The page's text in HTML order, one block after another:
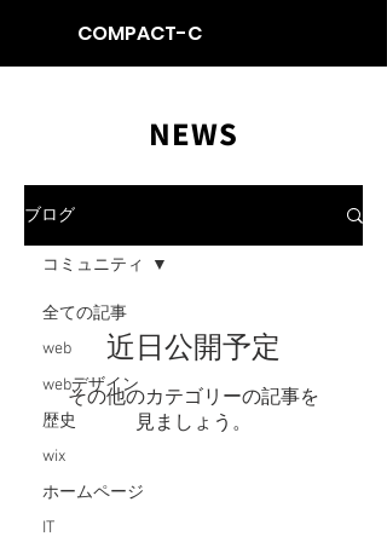
COMPACT-C
NEWS
ブログ
全ての記事
web
webデザイン
歴史
wix
ホームページ
IT
コミュニティ
近日公開予定
その他のカテゴリーの記事を
見ましょう。